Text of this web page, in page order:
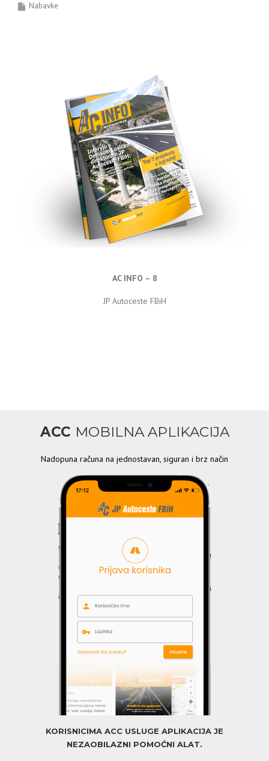
Nabavke
AC INFO – 8
JP Autoceste FBiH
ACC MOBILNA APLIKACIJA
Nadopuna računa na jednostavan, siguran i brz način
KORISNICIMA ACC USLUGE APLIKACIJA JE
NEZAOBILAZNI POMOĆNI ALAT.